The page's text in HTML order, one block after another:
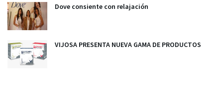
Dove consiente con relajación
VIJOSA PRESENTA NUEVA GAMA DE PRODUCTOS